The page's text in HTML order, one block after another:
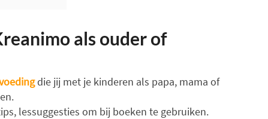
als ouder of
die jij met je kinderen als papa, mama of
lessuggesties om bij boeken te gebruiken.